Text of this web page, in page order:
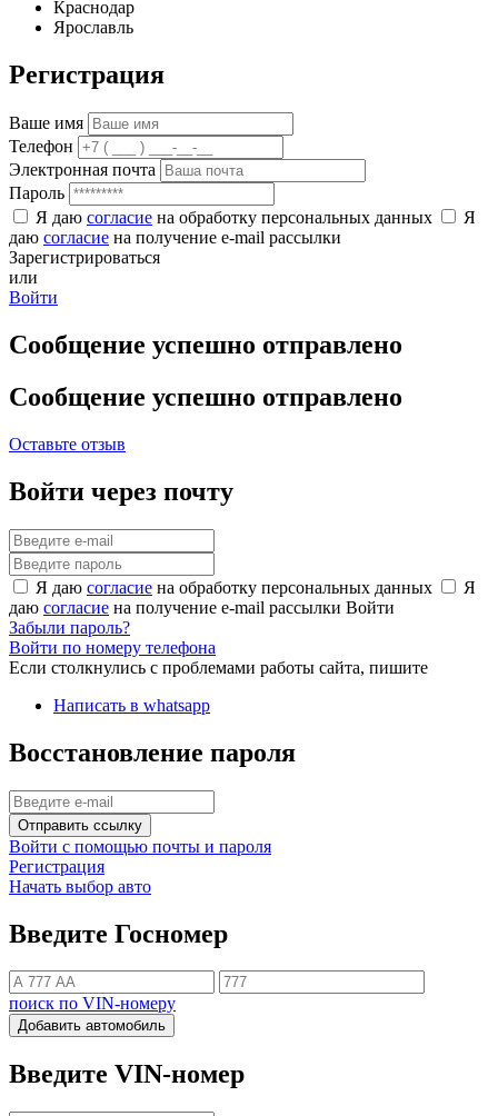
Краснодар
Ярославль
Регистрация
Ваше имя
Телефон
Электронная почта
Пароль
Я даю согласие на обработку персональных данных
Я
даю согласие на получение e-mail рассылки
Зарегистрироваться
или
Войти
Сообщение успешно отправлено
Сообщение успешно отправлено
Оставьте отзыв
Войти через почту
Я даю согласие на обработку персональных данных
Я
даю согласие на получение e-mail рассылки Войти
Забыли пароль?
Войти по номеру телефона
Если столкнулись с проблемами работы сайта, пишите
Написать в whatsapp
Восстановление пароля
Отправить ссылку
Войти с помощью почты и пароля
Регистрация
Начать выбор авто
Введите Госномер
поиск по VIN-номеру
Добавить автомобиль
Введите VIN-номер